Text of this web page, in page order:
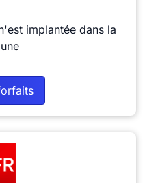
implantée dans la